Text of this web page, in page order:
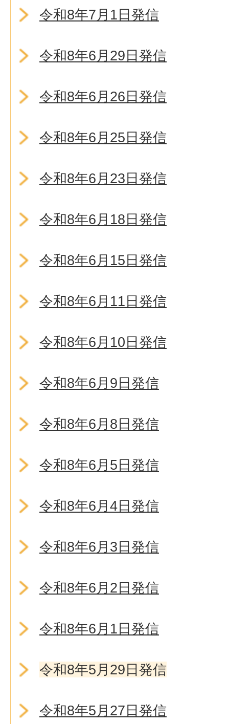
令和8年7月1日発信
令和8年6月29日発信
令和8年6月26日発信
令和8年6月25日発信
令和8年6月23日発信
令和8年6月18日発信
令和8年6月15日発信
令和8年6月11日発信
令和8年6月10日発信
令和8年6月9日発信
令和8年6月8日発信
令和8年6月5日発信
令和8年6月4日発信
令和8年6月3日発信
令和8年6月2日発信
令和8年6月1日発信
令和8年5月29日発信
令和8年5月27日発信